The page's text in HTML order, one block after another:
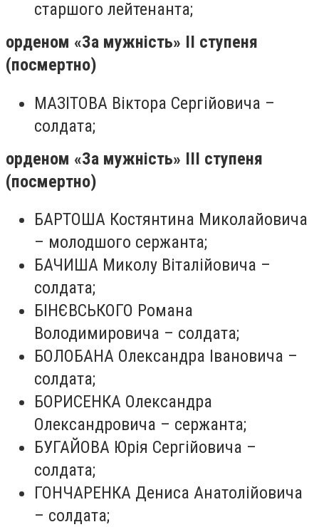
старшого лейтенанта;
орденом «За мужність» ІІ ступеня
(посмертно)
МАЗІТОВА Віктора Сергійовича –
солдата;
орденом «За мужність» ІІІ ступеня
(посмертно)
БАРТОША Костянтина Миколайовича
– молодшого сержанта;
БАЧИША Миколу Віталійовича –
солдата;
БІНЄВСЬКОГО Романа
Володимировича – солдата;
БОЛОБАНА Олександра Івановича –
солдата;
БОРИСЕНКА Олександра
Олександровича – сержанта;
БУГАЙОВА Юрія Сергійовича –
солдата;
ГОНЧАРЕНКА Дениса Анатолійовича
– солдата;